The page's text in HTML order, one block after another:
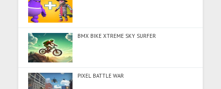
BMX BIKE XTREME SKY SURFER
PIXEL BATTLE WAR